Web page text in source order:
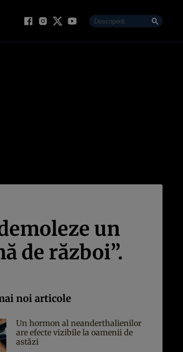
un
de război”.
noi articole
Un hormon al neanderthalienilor
are efecte vizibile la oamenii de
astăzi